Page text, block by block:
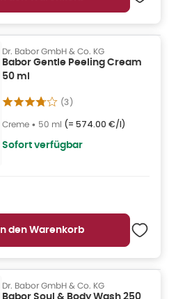
Dr. Babor GmbH & Co. KG
Babor Gentle Peeling Cream
50 ml
(3)
Creme • 50 ml (= 574.00 €/l)
Sofort verfügbar
In den Warenkorb
Dr. Babor GmbH & Co. KG
Babor Soul & Body Wash 250